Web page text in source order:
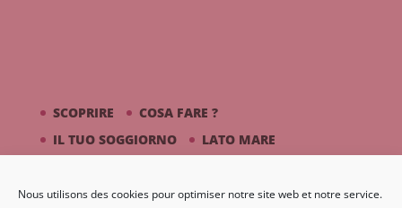
Nous utilisons des cookies pour optimiser notre site web et notre service.
SCOPRIRE
COSA FARE ?
IL TUO SOGGIORNO
LATO MARE